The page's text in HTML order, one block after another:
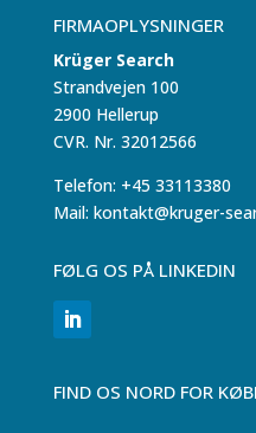
FIRMAOPLYSNINGER
Krüger Search
Strandvejen 100
2900 Hellerup
CVR. Nr. 32012566
Telefon: +45 33113380
Mail: kontakt@kruger-
FØLG OS PÅ LINKEDIN
FIND OS NORD FOR